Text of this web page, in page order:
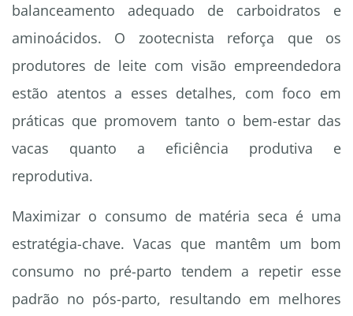
balanceamento adequado de carboidratos e
aminoácidos. O zootecnista reforça que os
produtores de leite com visão empreendedora
estão atentos a esses detalhes, com foco em
práticas que promovem tanto o bem-estar das
vacas quanto a eficiência produtiva e
reprodutiva.
Maximizar o consumo de matéria seca é uma
estratégia-chave. Vacas que mantêm um bom
consumo no pré-parto tendem a repetir esse
padrão no pós-parto, resultando em melhores